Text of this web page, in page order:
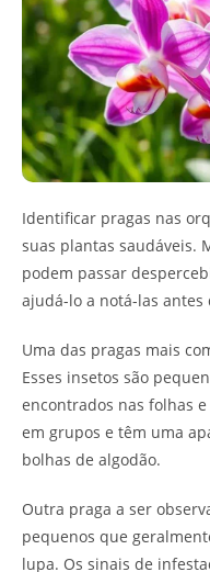
Identificar pragas nas
suas plantas saudáveis.
podem passar
ajudá-lo a notá-las antes
Uma das pragas mais
Esses insetos são
encontrados nas folhas
em grupos e têm uma
bolhas de algodão.
Outra praga a ser
pequenos que
lupa. Os sinais de